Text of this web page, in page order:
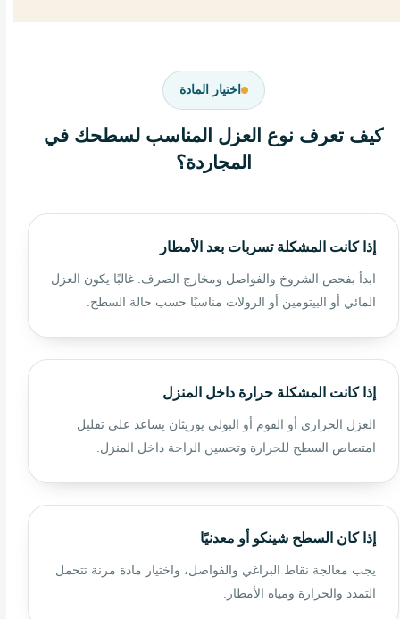
اختيار المادة
كيف تعرف نوع العزل المناسب لسطحك في
المجاردة؟
إذا كانت المشكلة تسربات بعد الأمطار
ابدأ بفحص الشروخ والفواصل ومخارج الصرف. غالبًا يكون العزل
المائي أو البيتومين أو الرولات مناسبًا حسب حالة السطح.
إذا كانت المشكلة حرارة داخل المنزل
العزل الحراري أو الفوم أو البولي يوريثان يساعد على تقليل
امتصاص السطح للحرارة وتحسين الراحة داخل المنزل.
إذا كان السطح شينكو أو معدنيًا
يجب معالجة نقاط البراغي والفواصل، واختيار مادة مرنة تتحمل
التمدد والحرارة ومياه الأمطار.